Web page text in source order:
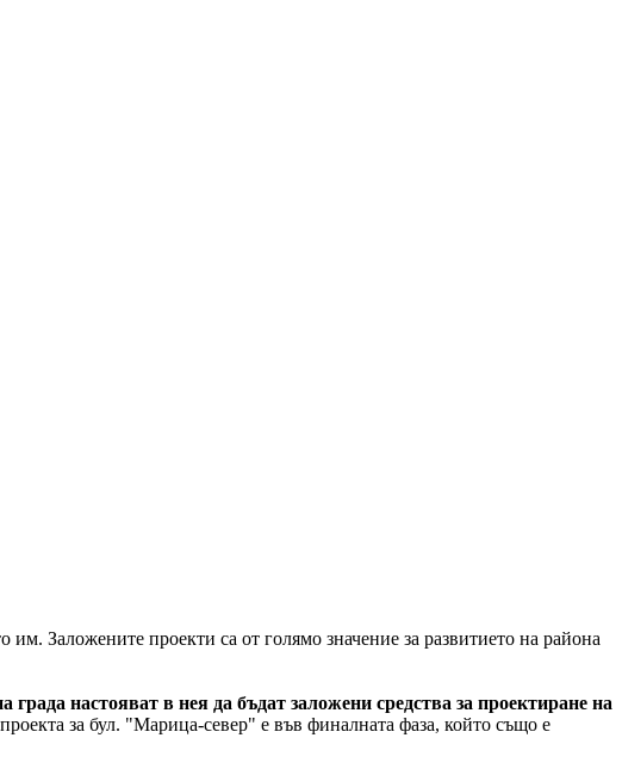
Заложените проекти са от голямо значение за развитието на района
настояват в нея да бъдат заложени средства за проектиране на
за бул. "Марица-север" е във финалната фаза, който също е